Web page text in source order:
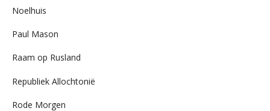
Noelhuis
Paul Mason
Raam op Rusland
Republiek Allochtonië
Rode Morgen